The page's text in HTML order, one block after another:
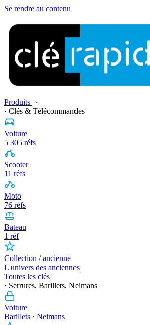
Se rendre au contenu
Produits
· Clés & Télécommandes
Voiture
5 305 réfs
Scooter
11 réfs
Moto
76 réfs
Bateau
1 réf
Collection / ancienne
L'univers des anciennes
Toutes les clés
· Serrures, Barillets, Neimans
Voiture
Barillets · Neimans